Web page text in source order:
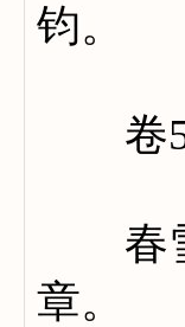
钧。
卷
春雪
章。